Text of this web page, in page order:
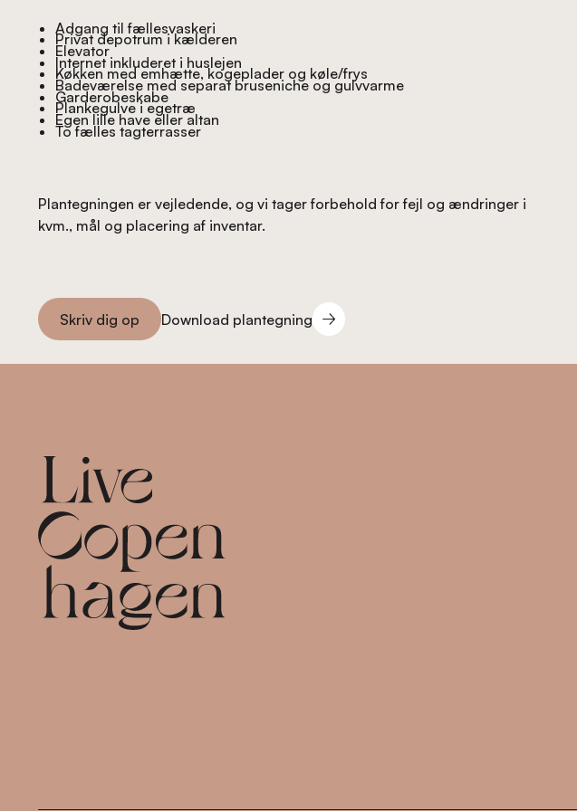
Adgang til fællesvaskeri
Privat depotrum i kælderen
Elevator
Internet inkluderet i huslejen
Køkken med emhætte, kogeplader og køle/frys
Badeværelse med separat bruseniche og gulvvarme
Garderobeskabe
Plankegulve i egetræ
Egen lille have eller altan
To fælles tagterrasser
Plantegningen er vejledende, og vi tager forbehold for fejl og ændringer i
kvm., mål og placering af inventar.
Skriv dig op
Skriv dig op
Download plantegning